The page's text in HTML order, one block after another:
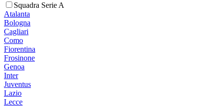
Squadra Serie A
Atalanta
Bologna
Cagliari
Como
Fiorentina
Frosinone
Genoa
Inter
Juventus
Lazio
Lecce